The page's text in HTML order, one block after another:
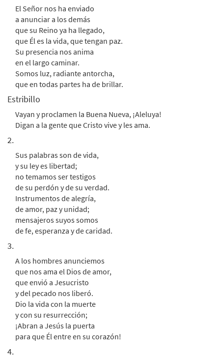
Vayan y Proclamen la Buena Nueva [PDF
Chords Over Text - Downloadable]
from Flor y Canto tercera edición
$2.15 30112587 DIGITAL
Add to cart
El Señor nos ha enviado
a anunciar a los demás
que su Reino ya ha llegado,
que Él es la vida, que tengan paz.
Su presencia nos anima
en el largo caminar.
Somos luz, radiante antorcha,
que en todas partes ha de brillar.
Estribillo
Vayan y proclamen la Buena Nueva, ¡Aleluya!
Digan a la gente que Cristo vive y les ama.
2.
Sus palabras son de vida,
y su ley es libertad;
no temamos ser testigos
de su perdón y de su verdad.
Instrumentos de alegría,
de amor, paz y unidad;
mensajeros suyos somos
de fe, esperanza y de caridad.
3.
A los hombres anunciemos
que nos ama el Dios de amor,
que envió a Jesucristo
y del pecado nos liberó.
Dio la vida con la muerte
y con su resurrección;
¡Abran a Jesús la puerta
para que Él entre en su corazón!
4.